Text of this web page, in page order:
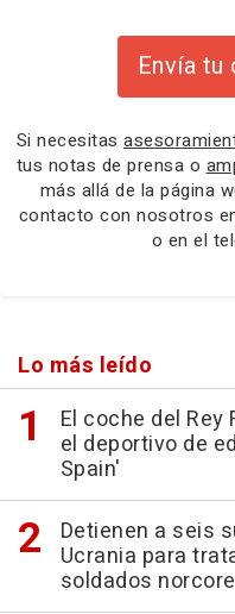
Envía tu
Si necesitas
tus notas de prensa o
más allá de la página
contacto con nosotros
o en el
Lo más leído
El coche del
el deportivo de
Spain'
Detienen a seis
Ucrania para
soldados